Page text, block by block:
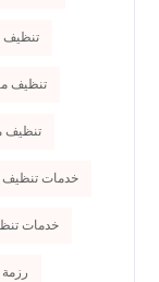
تنظيف
تنظيف
تنظيف
خدمات تنظيف
خدمات
رزمة